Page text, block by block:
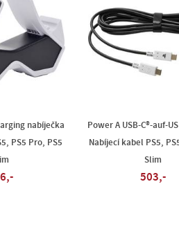
nabíječka
PS5 Pro, PS5
Power A USB-C®-auf-
Nabíjecí kabel PS5,
Slim
503,-